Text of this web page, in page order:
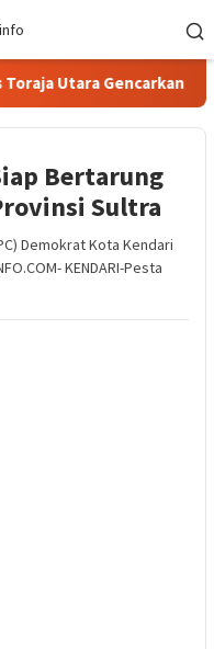
Utara Gencarkan
Bertarung
Sultra
Demokrat Kota Kendari
KENDARI-Pesta